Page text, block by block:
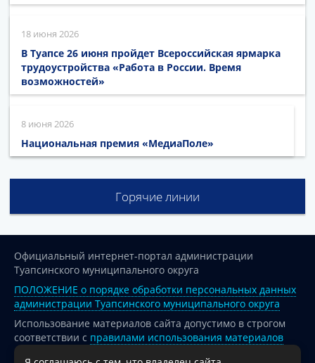
18 июня 2026
В Туапсе 26 июня пройдет Всероссийская ярмарка
трудоустройства «Работа в России. Время
возможностей»
8 июня 2026
Национальная премия «МедиаПоле»
Горячие линии
Официальный интернет-портал администрации
Туапсинского муниципального округа
ПОЛОЖЕНИЕ о порядке обработки персональных данных
администрации Туапсинского муниципального округа
Использование материалов сайта допустимо в строгом
соответствии с правилами использования материалов
опубликованных на сайте